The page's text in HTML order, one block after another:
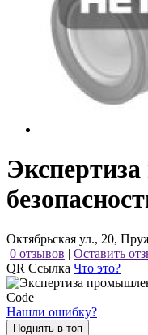
Октябрьская ул., 20,
0 отзывов | Оставить
QR Ссылка Что это?
Нашли ошибку?
Поднять в топ